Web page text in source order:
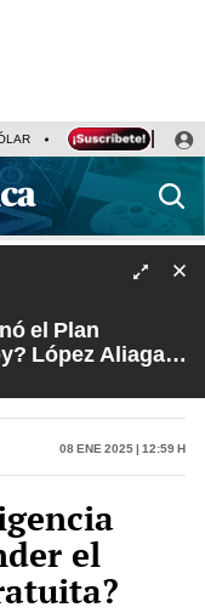
KEIKO FUJIMORI
el Plan
López Aliaga
JNE | Arde Troya
Oxenford
08 Ene 2025 | 12:59 h
el